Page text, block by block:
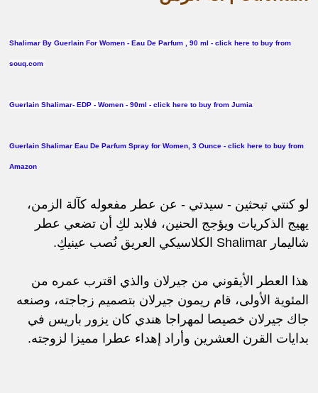
Shalimar By Guerlain For Women - Eau De Parfum , 90 ml - click here to buy from
souq.com
GuerlainShalimar- EDP - Women - 90ml - click here to buy from Jumia
Guerlain Shalimar Eau De Parfum Spray for Women, 3 Ounce - click here to buy from
Amazon
لو كنتي تبحثين - سيدتي - عن عطر مفعوله كآلة الزمن،
يهيج الذكريات ويؤجج الحنين، فلابد لكِ أن تضعي عطر
شاليمار Shalimar الكلاسيكي العريق نُصب عينيكِ.
هذا العطر الأيقوني من جيرلان والذي اقترب عمره من
المئوية الأولى، قام ريمون جيرلان بتصميم زجاجته، وصنعه
جاك جيرلان خصيصا لمهراجا هندي كان يزور باريس في
بدايات القرن العشرين وأراد إهداء عطرا مميزا لزوجته.